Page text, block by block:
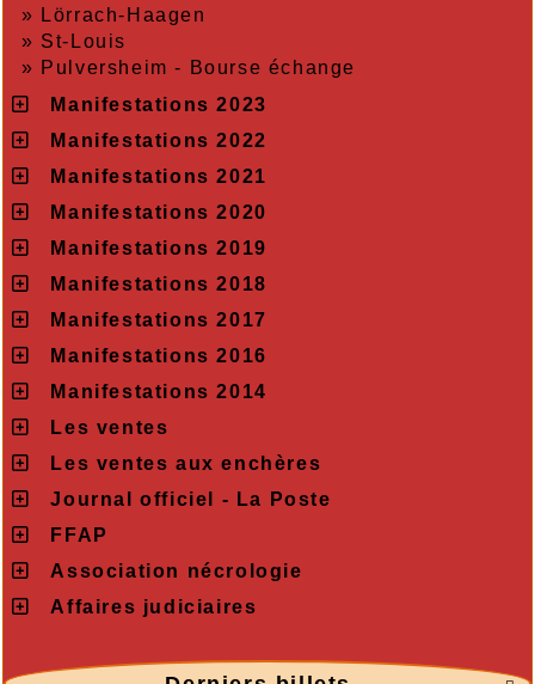
» Lörrach-Haagen
» St-Louis
» Pulversheim - Bourse échange
Manifestations 2023
Manifestations 2022
Manifestations 2021
Manifestations 2020
Manifestations 2019
Manifestations 2018
Manifestations 2017
Manifestations 2016
Manifestations 2014
Les ventes
Les ventes aux enchères
Journal officiel - La Poste
FFAP
Association nécrologie
Affaires judiciaires